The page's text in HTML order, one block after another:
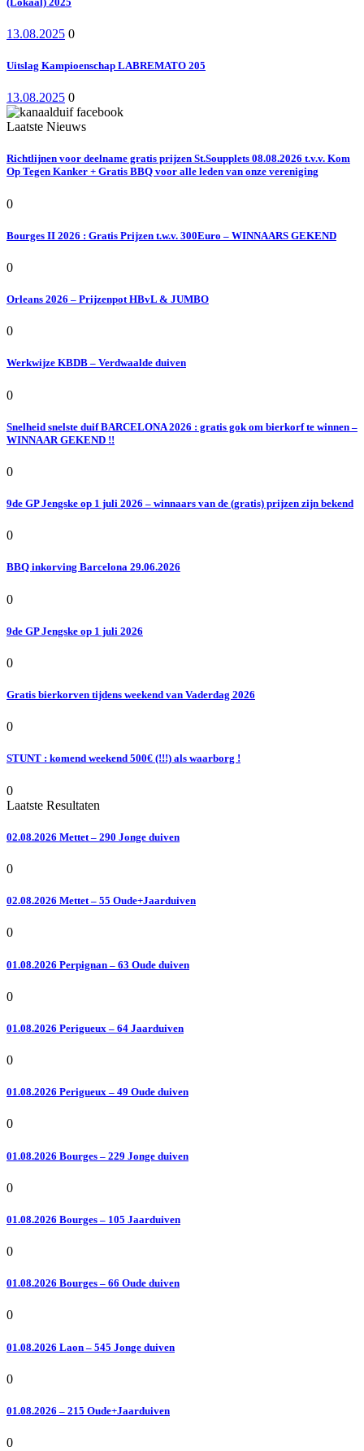
13.08.2025 0
Uitslag Kampioenschap LABREMATO 205
13.08.2025 0
Laatste Nieuws
Richtlijnen voor deelname gratis prijzen St.Soupplets 08.08.2026 t.v.v. Kom
Op Tegen Kanker + Gratis BBQ voor alle leden van onze vereniging
0
Bourges II 2026 : Gratis Prijzen t.w.v. 300Euro – WINNAARS GEKEND
0
Orleans 2026 – Prijzenpot HBvL & JUMBO
0
Werkwijze KBDB – Verdwaalde duiven
0
Snelheid snelste duif BARCELONA 2026 : gratis gok om bierkorf te winnen –
WINNAAR GEKEND !!
0
9de GP Jengske op 1 juli 2026 – winnaars van de (gratis) prijzen zijn bekend
0
BBQ inkorving Barcelona 29.06.2026
0
9de GP Jengske op 1 juli 2026
0
Gratis bierkorven tijdens weekend van Vaderdag 2026
0
STUNT : komend weekend 500€ (!!!) als waarborg !
0
Laatste Resultaten
02.08.2026 Mettet – 290 Jonge duiven
0
02.08.2026 Mettet – 55 Oude+Jaarduiven
0
01.08.2026 Perpignan – 63 Oude duiven
0
01.08.2026 Perigueux – 64 Jaarduiven
0
01.08.2026 Perigueux – 49 Oude duiven
0
01.08.2026 Bourges – 229 Jonge duiven
0
01.08.2026 Bourges – 105 Jaarduiven
0
01.08.2026 Bourges – 66 Oude duiven
0
01.08.2026 Laon – 545 Jonge duiven
0
01.08.2026 – 215 Oude+Jaarduiven
0